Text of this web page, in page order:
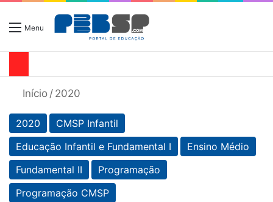
Menu
Início / 2020
2020
CMSP Infantil
Educação Infantil e Fundamental I
Ensino Médio
Fundamental II
Programação
Programação CMSP